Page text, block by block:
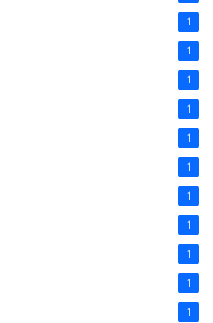
1
1
1
1
1
1
1
1
1
1
1